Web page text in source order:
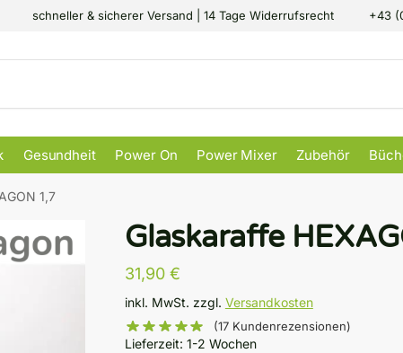
schneller & sicherer Versand | 14 Tage Widerrufsrecht +43
Gesundheit Power On Power Mixer Zubehör
1,7
Glaskaraffe
31,90 €
inkl. MwSt. zzgl. Versandkosten
(17 Kundenrezensionen)
Lieferzeit: 1-2 Wochen